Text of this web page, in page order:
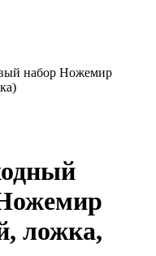
набор Ножемир
ложка,